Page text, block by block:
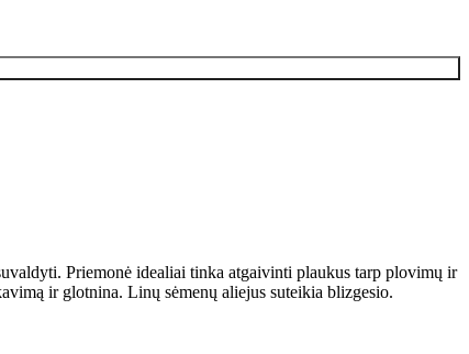
Priemonė idealiai tinka atgaivinti plaukus tarp plovimų ir
ir glotnina. Linų sėmenų aliejus suteikia blizgesio.